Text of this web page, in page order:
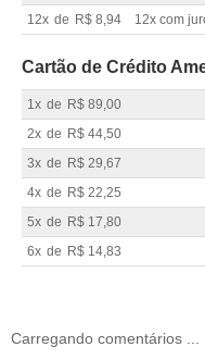
12x de R$ 8,94 12x com
Cartão de Crédito
1x de R$ 89,00
2x de R$ 44,50
3x de R$ 29,67
4x de R$ 22,25
5x de R$ 17,80
6x de R$ 14,83
Carregando comentários ...